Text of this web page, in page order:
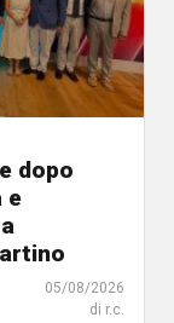
dopo
e
05/08/2026
di r.c.